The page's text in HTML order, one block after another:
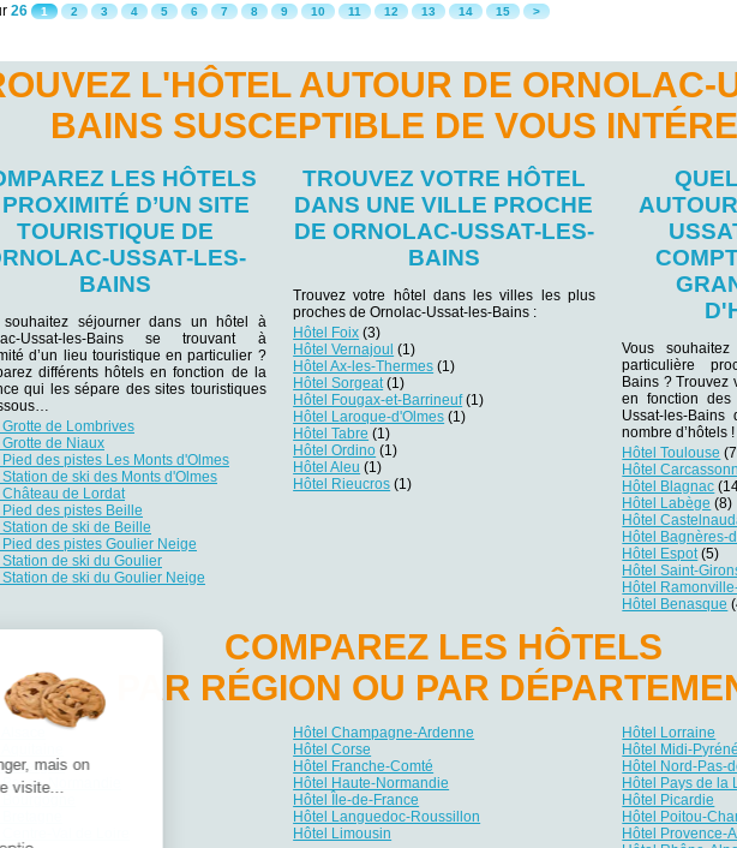
26 1 2 3 4 5 6 7 8 9 10 11 12 13 14 15 >
L'HÔTEL AUTOUR DE ORNOLAC-
BAINS SUSCEPTIBLE DE VOUS
LES HÔTELS
D’UN SITE
TOURISTIQUE DE
USSAT-LES-
BAINS
souhaitez séjourner dans un hôtel à
Ussat-les-Bains se trouvant à
d’un lieu touristique en particulier ?
différents hôtels en fonction de la
qui les sépare des sites touristiques
de Lombrives
de Niaux
des pistes Les Monts d'Olmes
de ski des Monts d'Olmes
Château de Lordat
Pied des pistes Beille
Station de ski de Beille
Pied des pistes Goulier Neige
Station de ski du Goulier
Station de ski du Goulier Neige
TROUVEZ VOTRE HÔTEL
DANS UNE VILLE PROCHE
DE ORNOLAC-USSAT-LES-
BAINS
Trouvez votre hôtel dans les villes les plus
proches de Ornolac-Ussat-les-Bains :
Hôtel Foix (3)
Hôtel Vernajoul (1)
Hôtel Ax-les-Thermes (1)
Hôtel Sorgeat (1)
Hôtel Fougax-et-Barrineuf(1)
Hôtel Laroque-d'Olmes (1)
Hôtel Tabre (1)
Hôtel Ordino (1)
Hôtel Aleu (1)
Hôtel Rieucros (1)
Vous
particulière
Bains ? Trouvez
en fonction des
Ussat-les-
nombre d’hôtels !
Hôtel Toulouse
Hôtel
Hôtel Blagnac
Hôtel Labège (8)
Hôtel
Hôtel Bagnères-
Hôtel Espot (5)
Hôtel Saint-
Hôtel
Hôtel Benasque
COMPAREZ LES HÔTELS
PAR RÉGION OU PAR
Normandie
Hôtel Champagne-Ardenne
Hôtel Corse
Hôtel Franche-Comté
Hôtel Haute-Normandie
Hôtel Île-de-France
Hôtel Languedoc-Roussillon
Hôtel Limousin
Hôtel Lorraine
Hôtel Midi-
Hôtel Nord-Pas-
Hôtel Pays de la
Hôtel Picardie
Hôtel Poitou-
Hôtel Provence-
mais on
visite...